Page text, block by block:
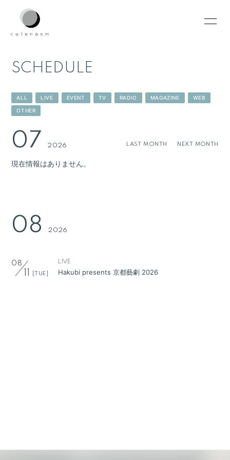
SCHEDULE
VIDEO DISCOGRAPHY
SCHEDULE
ALL LIVE EVENT TV RADIO MAGAZINE WEB
OTHER
07 2026 LAST MONTH NEXT MONTH
現在情報はありません。
08 2026
08
[TUE]
LIVE
Hakubi presents 京都藝劇 2026